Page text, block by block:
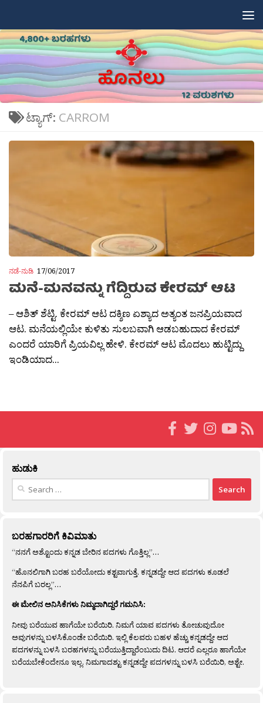
ಟ್ಯಾಗ್: CARROM
ನಡೆ-ನುಡಿ 17/06/2017
ಮನೆ-ಮನವನ್ನು ಗೆದ್ದಿರುವ ಕೇರಮ್ ಆಟ
– ಆಶಿತ್ ಶೆಟ್ಟಿ. ಕೇರಮ್ ಆಟ ದಕ್ಶಿಣ ಏಶ್ಯಾದ ಅತ್ಯಂತ ಜನಪ್ರಿಯವಾದ
ಆಟ. ಮನೆಯಲ್ಲಿಯೇ ಕುಳಿತು ಸುಲಬವಾಗಿ ಆಡಬಹುದಾದ ಕೇರಮ್
ಎಂದರೆ ಯಾರಿಗೆ ಪ್ರಿಯವಿಲ್ಲ ಹೇಳಿ. ಕೇರಮ್ ಆಟ ಮೊದಲು ಹುಟ್ಟಿದ್ದು
ಇಂಡಿಯಾದ...
ಹುಡುಕಿ
Search
ಬರಹಗಾರರಿಗೆ ಕಿವಿಮಾತು
“ನನಗೆ ಅಶ್ಟೊಂದು ಕನ್ನಡ ಬೇರಿನ ಪದಗಳು ಗೊತ್ತಿಲ್ಲ”…
“ಹೊನಲಿಗಾಗಿ ಬರಹ ಬರೆಯೋದು ಕಶ್ಟವಾಗುತ್ತೆ. ಕನ್ನಡದ್ದೇ ಆದ ಪದಗಳು ಕೂಡಲೆ
ನೆನಪಿಗೆ ಬರಲ್ಲ”…
ಈ ಮೇಲಿನ ಅನಿಸಿಕೆಗಳು ನಿಮ್ಮದಾಗಿದ್ದರೆ ಗಮನಿಸಿ:
ನೀವು ಬರೆಯುವ ಹಾಗೆಯೇ ಬರೆಯಿರಿ. ನಿಮಗೆ ಯಾವ ಪದಗಳು ತೋಚುವುದೋ
ಅವುಗಳನ್ನು ಬಳಸಿಕೊಂಡೇ ಬರೆಯಿರಿ. ಇಲ್ಲಿ ಕೆಲವರು ಬಹಳ ಹೆಚ್ಚು ಕನ್ನಡದ್ದೇ ಆದ
ಪದಗಳನ್ನು ಬಳಸಿ ಬರಹಗಳನ್ನು ಬರೆಯುತ್ತಿದ್ದಾರೆಂಬುದು ದಿಟ. ಆದರೆ ಎಲ್ಲರೂ ಹಾಗೆಯೇ
ಬರೆಯಬೇಕೆಂದೇನೂ ಇಲ್ಲ. ನಿಮಗಾದಶ್ಟು ಕನ್ನಡದ್ದೇ ಪದಗಳನ್ನು ಬಳಸಿ ಬರೆಯಿರಿ, ಅಶ್ಟೇ.